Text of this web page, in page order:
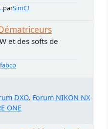
parSimCI
et des softs de
fabco
DXO Forum NIKON NX
ONE